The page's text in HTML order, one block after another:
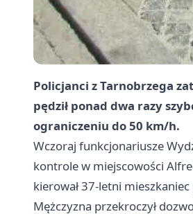
Policjanci z Tarnobrzega
pędził ponad dwa razy
ograniczeniu do 50 km/h.
Wczoraj funkcjonariusze
kontrole w miejscowości
kierował 37-letni
Mężczyzna przekroczył